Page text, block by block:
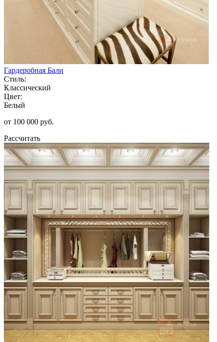
Гардеробная Бали
Стиль:
Классический
Цвет:
Белый
от 100 000 руб.
Рассчитать